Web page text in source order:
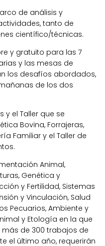
de análisis y
tanto de
científico/técnicas.
y gratuito para las 7
y las mesas de
los desafíos abordados,
de los dos
y el Taller que se
Bovina, Forrajeras,
Familiar y el Taller de
Animal,
Genética y
y Fertilidad, Sistemas
y Vinculación, Salud
Pecuarios, Ambiente y
y Etología en la que
de 300 trabajos de
el último año, requerirán